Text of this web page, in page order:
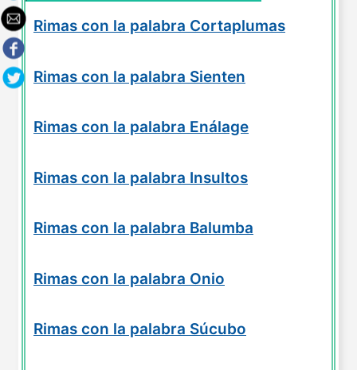
Rimas con la palabra Cortaplumas
Rimas con la palabra Sienten
Rimas con la palabra Enálage
Rimas con la palabra Insultos
Rimas con la palabra Balumba
Rimas con la palabra Onio
Rimas con la palabra Súcubo